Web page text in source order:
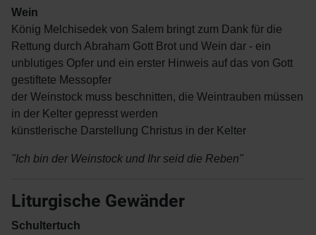
Wein
König Melchisedek von Salem bringt zum Dank für die
Rettung durch Abraham Gott Brot und Wein dar - ein
unblutiges Opfer und ein erster Hinweis auf das von Gott
gestiftete Messopfer
der Weinstock muss beschnitten, die Weintrauben müssen
in der Kelter gepresst werden
künstlerische Darstellung Christus in der Kelter
"Ich bin der Weinstock und Ihr seid die Reben"
Liturgische Gewänder
Schultertuch